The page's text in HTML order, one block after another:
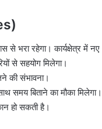
से भरा रहेगा। कार्यक्षेत्र में
से सहयोग मिलेगा।
की संभावना।
समय बिताने का मौका मिलेगा।
हो सकती है।